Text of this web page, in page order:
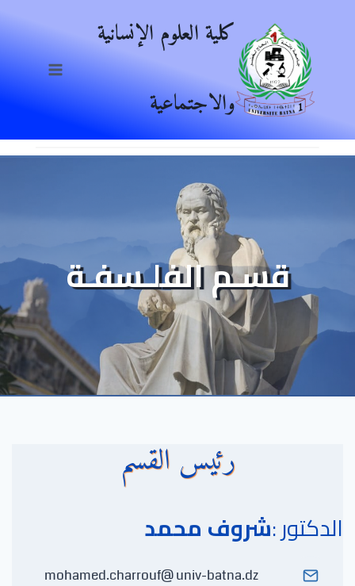
content
كلية العلوم الإنسانية
والاجتماعية
قسـم الفلـسفـة
رئيس القسم
الدكتور :شروف محمد
mohamed.charrouf@ univ-batna.dz